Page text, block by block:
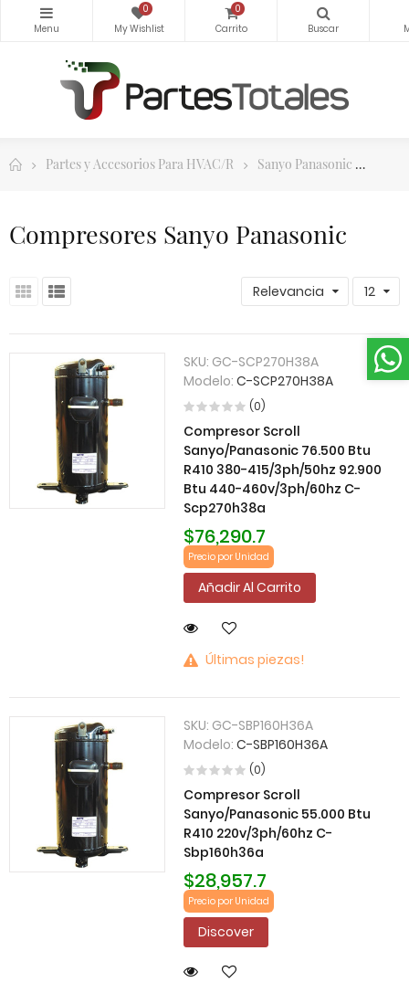
0 0
Partes y Accesorios Para HVAC/R Sanyo Panasonic
Compresores Sanyo Panasonic
Relevancia 12
SKU: GC-SCP270H38A
Modelo:C-SCP270H38A
(0)
Compresor Scroll
Sanyo/Panasonic 76.500 Btu
R410 380-415/3ph/50hz 92.900
Btu 440-460v/3ph/60hz C-
Scp270h38a
$76,290.7
Precio por Unidad
Añadir Al Carrito
Últimas piezas!
SKU: GC-SBP160H36A
Modelo:C-SBP160H36A
(0)
Compresor Scroll
Sanyo/Panasonic 55.000 Btu
R410 220v/3ph/60hz C-
Sbp160h36a
$28,957.7
Precio por Unidad
Discover